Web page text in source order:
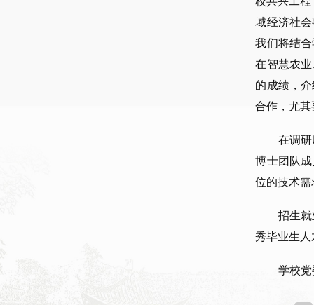
域经济社
我们将结
在智慧农
的成绩，
合作，尤
在调
博士团队
位的技术
招生
秀毕业生人
学校